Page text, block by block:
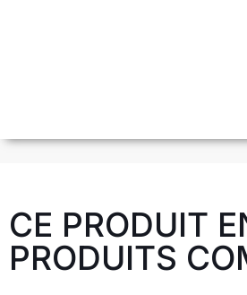
CE PRODUIT
PRODUITS